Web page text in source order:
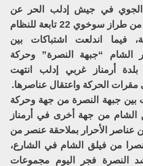
الجوي في جيش إدلب الحر عن
إصابة طائرة حربية من طراز سوخوي 22 تابعة للنظام
فيما اندلعت اشتباكات بين
الشام “جبهة النصرة” وحركة
أرمناز غربي إدلب انتهت
مقرات الحركة واعتقال عناصرها.
بين جبهة النصرة من جهة وحركة
الشام من جهة أخرى في أرمناز
عناصر الأحرار بملاحقة عنصر من
من فيلق الشام في الشارع،
النصرة فجر اليوم مجموعات